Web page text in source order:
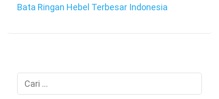
Bata Ringan Hebel Terbesar Indonesia
Cari
untuk: